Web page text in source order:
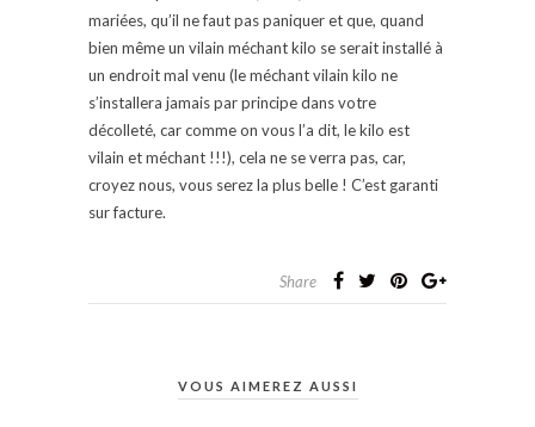
mariées, qu’il ne faut pas paniquer et que, quand
bien même un vilain méchant kilo se serait installé à
un endroit mal venu (le méchant vilain kilo ne
s’installera jamais par principe dans votre
décolleté, car comme on vous l’a dit, le kilo est
vilain et méchant !!!), cela ne se verra pas, car,
croyez nous, vous serez la plus belle ! C’est garanti
sur facture.
Share
VOUS AIMEREZ AUSSI